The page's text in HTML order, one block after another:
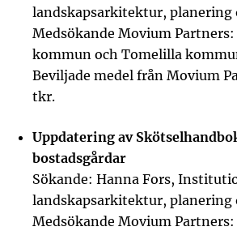
landskapsarkitektur,
Medsökande Movium Partners:
kommun och Tomelilla
Beviljade medel från Movium
tkr.
Uppdatering av
bostadsgårdar
Sökande: Hanna Fors,
landskapsarkitektur,
Medsökande Movium Partners: